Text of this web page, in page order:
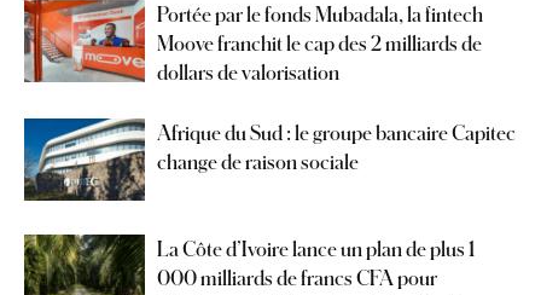
Portée par le fonds Mubadala, la fintech
Moove franchit le cap des 2 milliards de
dollars de valorisation
Afrique du Sud : le groupe bancaire Capitec
change de raison sociale
La Côte d’Ivoire lance un plan de plus 1
000 milliards de francs CFA pour